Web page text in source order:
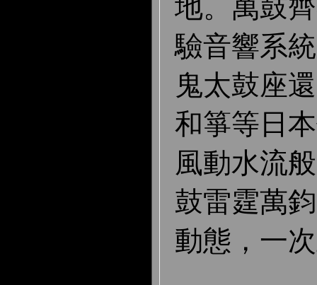
地。萬鼓
驗音響系
鬼太鼓座
和箏等日
風動水流
鼓雷霆萬
動態，一